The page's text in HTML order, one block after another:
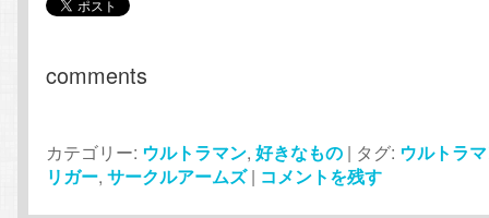
comments
カテゴリー: ウルトラマン,好きなもの | タグ: ウルトラ
リガー,サークルアームズ | コメントを残す